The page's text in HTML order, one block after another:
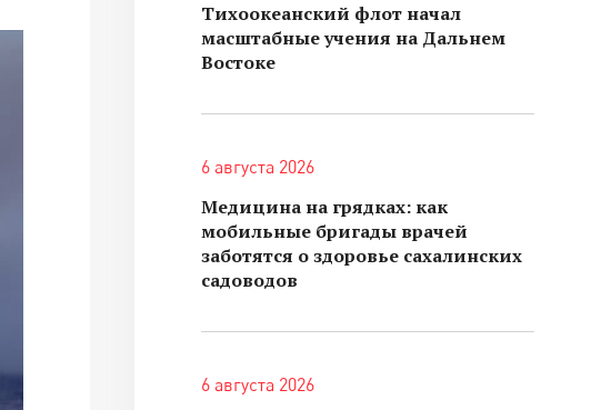
Тихоокеанский флот начал
масштабные учения на Дальнем
Востоке
6 августа 2026
Медицина на грядках: как
мобильные бригады врачей
заботятся о здоровье сахалинских
садоводов
6 августа 2026